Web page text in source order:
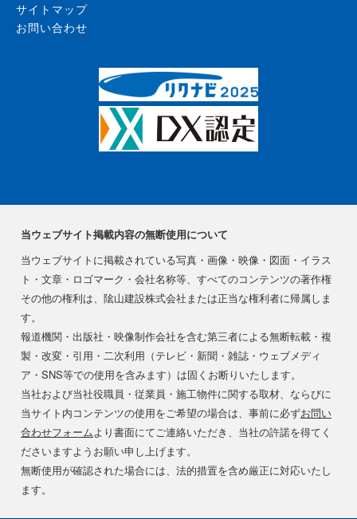
サイトマップ
お問い合わせ
当ウェブサイト掲載内容の無断使用について
当ウェブサイトに掲載されている写真・画像・映像・図面・イラス
ト・文章・ロゴマーク・会社名称等、すべてのコンテンツの著作権
その他の権利は、隂山建設株式会社または正当な権利者に帰属しま
す。
報道機関・出版社・映像制作会社を含む第三者による無断転載・複
製・改変・引用・二次利用（テレビ・新聞・雑誌・ウェブメディ
ア・SNS等での使用を含みます）は固くお断りいたします。
当社および当社役職員・従業員・施工物件に関する取材、ならびに
当サイト内コンテンツの使用をご希望の場合は、事前に必ずお問い
合わせフォームより書面にてご連絡いただき、当社の許諾を得てく
ださいますようお願い申し上げます。
無断使用が確認された場合には、法的措置を含め厳正に対応いたし
ます。